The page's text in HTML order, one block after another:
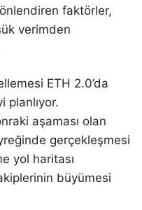
faktörler,
verimden
ETH 2.0’da
planlıyor.
aşaması olan
gerçekleşmesi
yol haritası
büyümesi